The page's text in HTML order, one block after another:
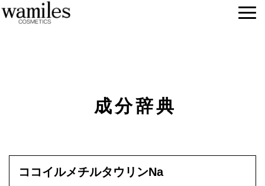
成分辞典
ココイルメチルタウリンNa